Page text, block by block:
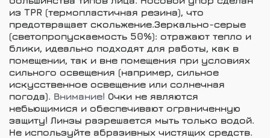
из TPR (термопластичная резина), что
предотвращает скольжение.Зеркально-серые
(светопропускаемость 50%): отражают тепло и
блики, идеально подходят для работы, как в
помещении, так и вне помещения при условиях
сильного освещения (например, сильное
искусственное освещение или солнечная
погода). Внимание! Очки не являются
небьющимися и обеспечивают ограниченную
защиту! Линзы разрешается мыть только водой.
Не используйте абразивных чистящих средств.